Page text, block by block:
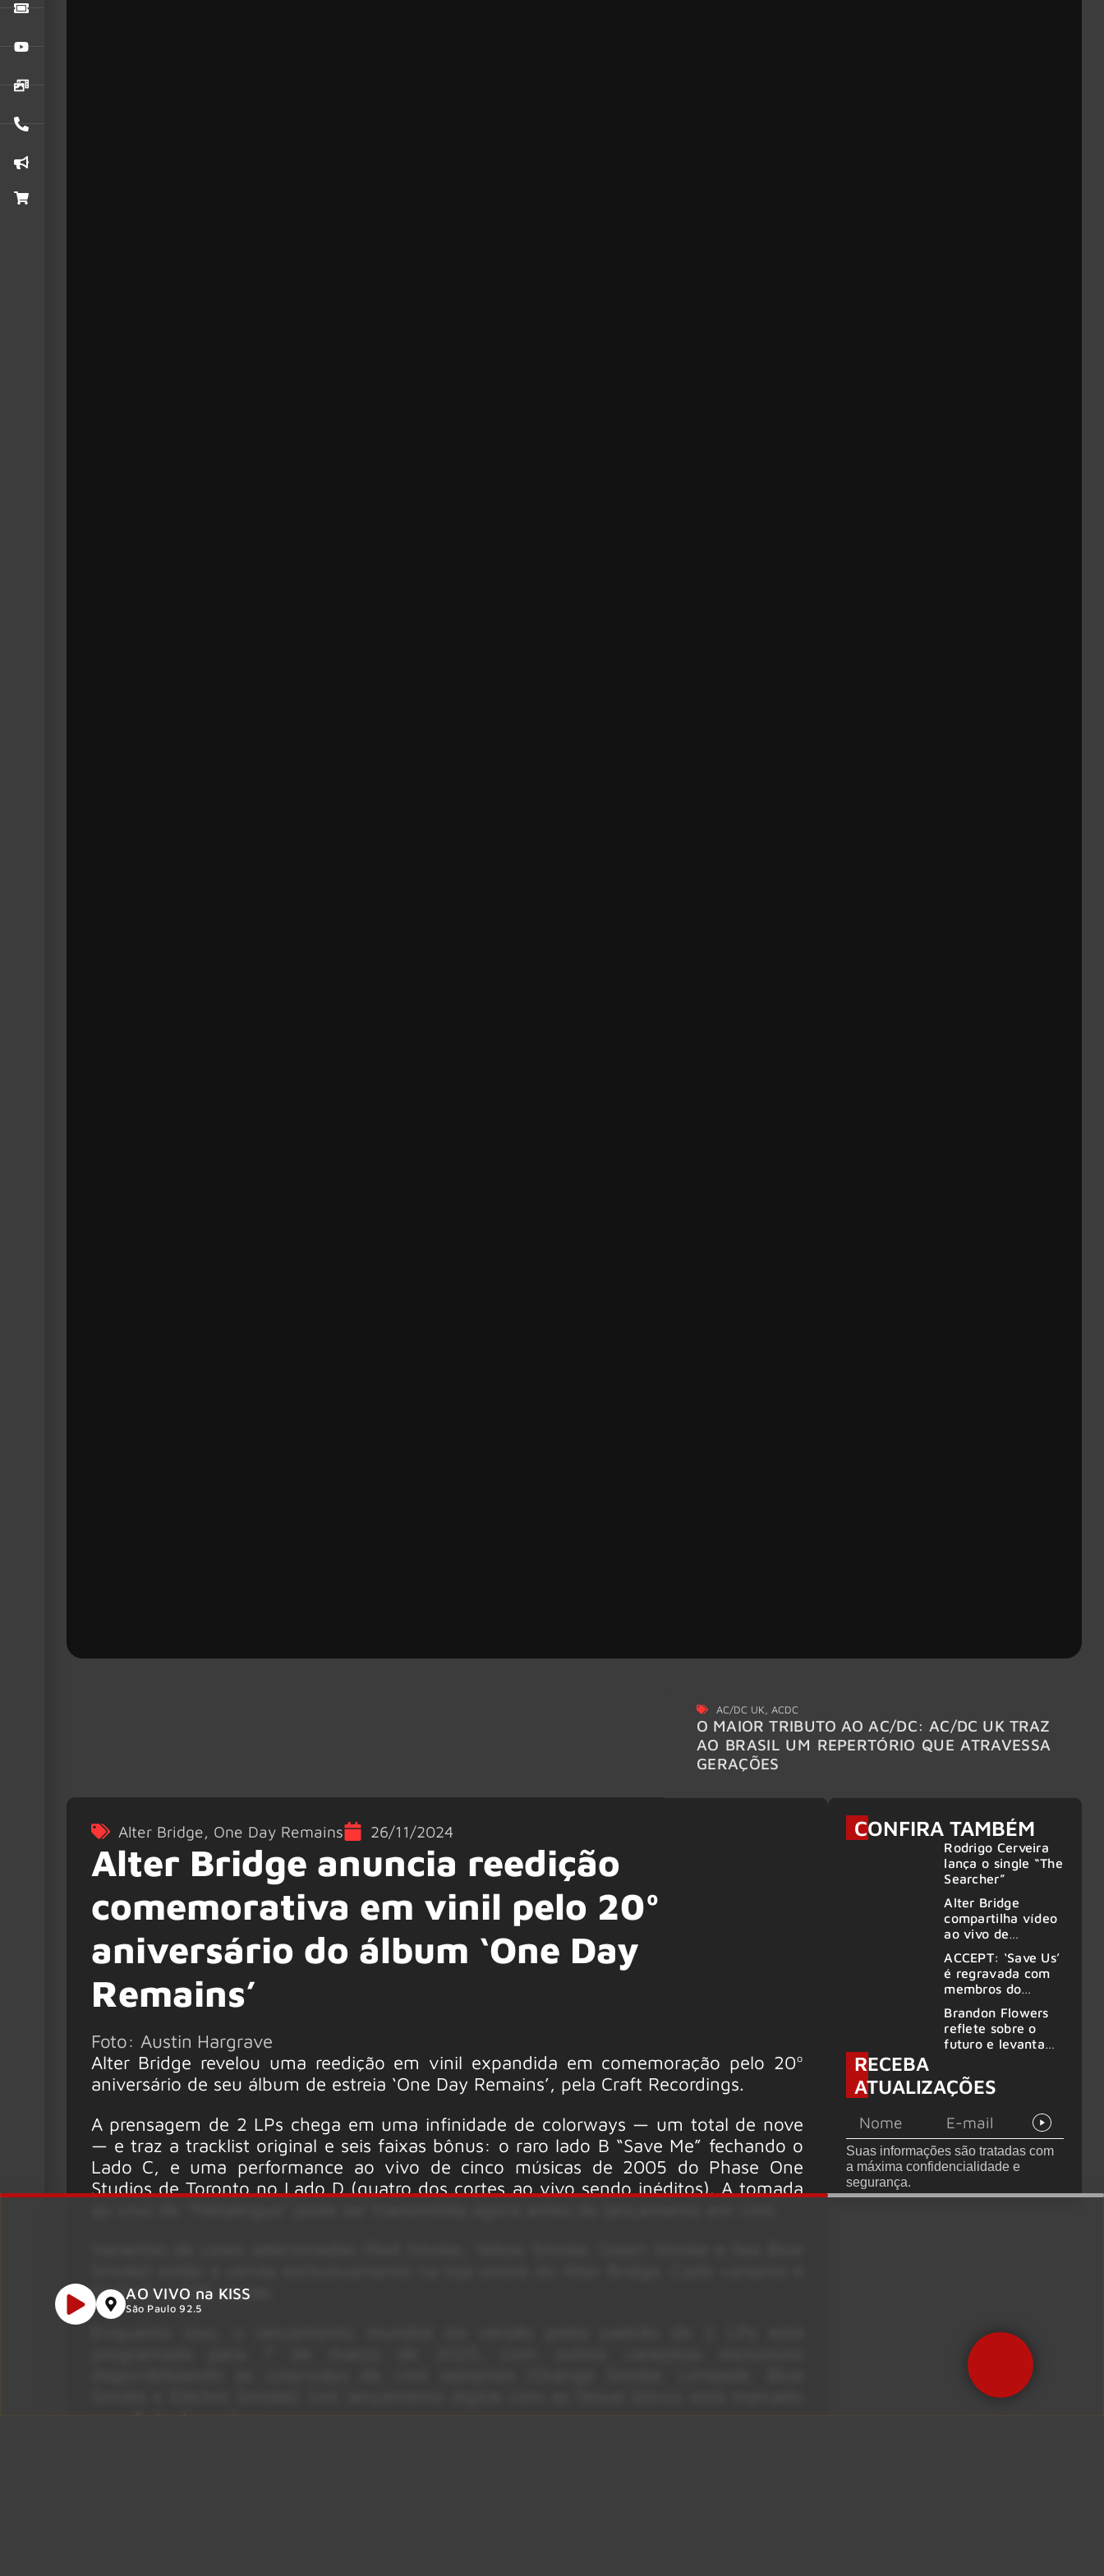
AC/DC UK ACDC
O MAIOR TRIBUTO AO AC/DC: AC/DC UK TRAZ
AO BRASIL UM REPERTÓRIO QUE ATRAVESSA
GERAÇÕES
Alter Bridge, One Day Remains 26/11/2024
Alter Bridge anuncia reedição
comemorativa em vinil pelo 20º
aniversário do álbum ‘One Day
Remains’
Foto: Austin Hargrave
Alter Bridge revelou uma reedição em vinil expandida em comemoração pelo 20º
aniversário de seu álbum de estreia ‘One Day Remains’, pela Craft Recordings.
A prensagem de 2 LPs chega em uma infinidade de colorways — um total de nove
— e traz a tracklist original e seis faixas bônus: o raro lado B “Save Me” fechando o
Lado C, e uma performance ao vivo de cinco músicas de 2005 do Phase One
Studios de Toronto no Lado D (quatro dos cortes ao vivo sendo inéditos). A tomada
limitada a 300 cópias.
CONFIRA TAMBÉM
Rodrigo Cerveira
lança o single “The
Searcher”
Alter Bridge
compartilha vídeo
ao vivo de
no Rock am Ring
2026
ACCEPT: ‘Save Us’
é regravada com
membros do
GHOST e KORN
Brandon Flowers
reflete sobre o
futuro e levanta
deixar os palcos
RECEBA
ATUALIZAÇÕES
Suas informações são tratadas com
a máxima confidencialidade e
segurança.
AO VIVO na KISS
São Paulo 92.5